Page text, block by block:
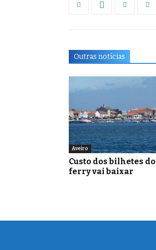
Outras notícias
Aveiro
Custo dos bilhetes do
ferry vai baixar